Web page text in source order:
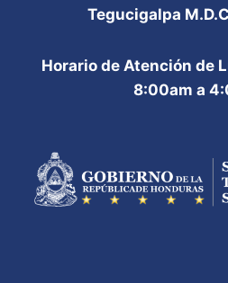
Tegucigalpa
Horario de Atención de
8:00am a